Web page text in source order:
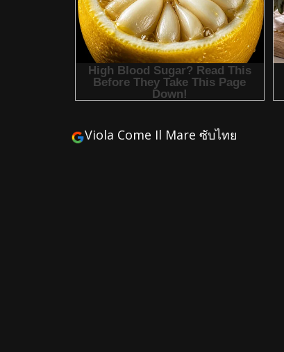
Viola Come Il Mare ซับไทย